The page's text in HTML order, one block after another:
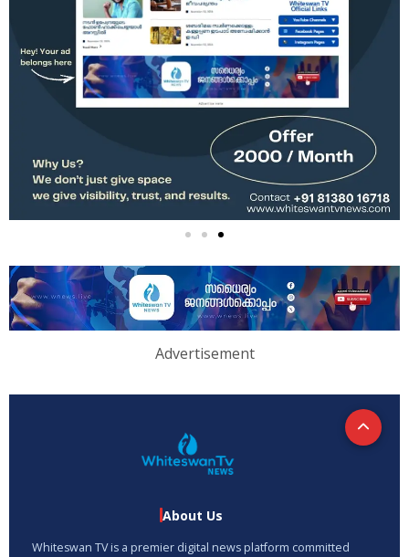
Advertisement
About Us
Whiteswan TV is a premier digital news platform committed